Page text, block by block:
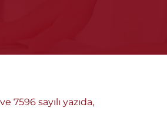
sayılı yazıda,